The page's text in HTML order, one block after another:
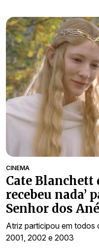
CINEMA
Cate Blanchett
recebeu nada’
Senhor dos
Atriz participou em todos
2001, 2002 e 2003